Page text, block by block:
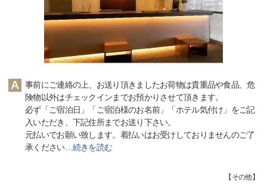
事前にご連絡の上、お送り頂きましたお荷物は貴重品や食品、危
険物以外はチェックインまでお預かりさせて頂きます。
必ず「ご宿泊日」「ご宿泊様のお名前」「ホテル気付け」をご記
入いただき、下記住所までお送り下さい。
元払いでお願い致します。着払いはお受けしておりませんのご了
承ください… 続きを読む
【 その他】